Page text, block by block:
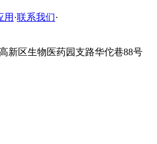
用 ·联系我们·
新区生物医药园支路华佗巷88号